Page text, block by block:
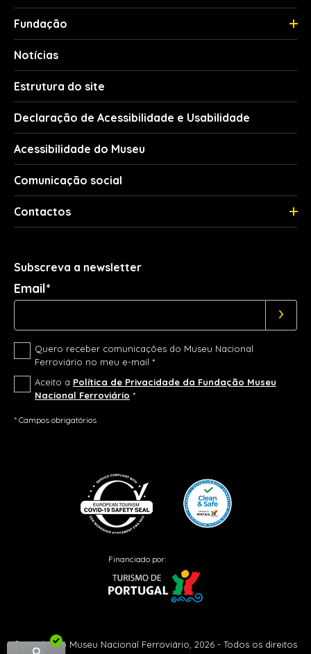
Fundação
Notícias
Estrutura do site
Declaração de Acessibilidade e Usabilidade
Acessibilidade do Museu
Comunicação social
Contactos
Subscreva a newsletter
Email*
Quero receber comunicações do Museu Nacional
Ferroviário no meu e-mail *
Aceito a Política de Privacidade da Fundação Museu
Nacional Ferroviário *
* Campos obrigatórios
Financiado por:
© Fundação Museu Nacional Ferroviário, 2026 - Todos os direitos